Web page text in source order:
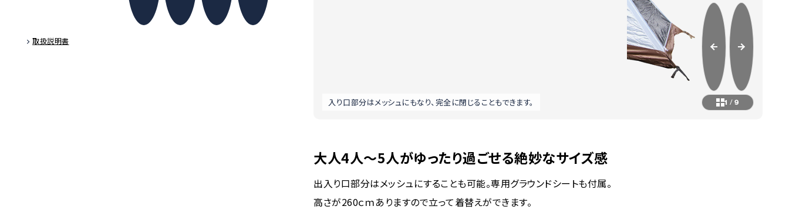
1 / 9
入り口部分はメッシュにもなり、完全に閉じることもできます。
取扱説明書
大人4人〜5人がゆったり過ごせる絶妙なサイズ感
出入り口部分はメッシュにすることも可能。専用グラウンドシートも付属。
高さが260ｃｍありますので立って着替えができます。